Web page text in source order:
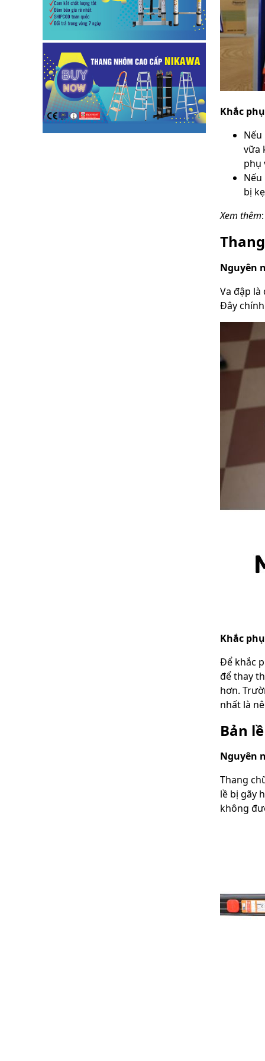
Khắc
vữa
phụ
bị
Xem thêm:
Nguyên
Va đập
Đây
Khắc
Để khắc
để thay
hơn.
nhất là
Bản
Nguyên
Thang
lề bị gãy
không